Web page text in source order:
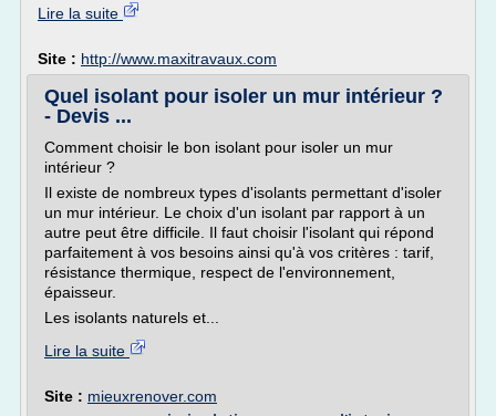
Lire la suite
Site : http://www.maxitravaux.com
Quel isolant pour isoler un mur intérieur ?
- Devis ...
Comment choisir le bon isolant pour isoler un mur
intérieur ?
Il existe de nombreux types d'isolants permettant d'isoler
un mur intérieur. Le choix d'un isolant par rapport à un
autre peut être difficile. Il faut choisir l'isolant qui répond
parfaitement à vos besoins ainsi qu'à vos critères : tarif,
résistance thermique, respect de l'environnement,
épaisseur.
Les isolants naturels et...
Lire la suite
Site : mieuxrenover.com